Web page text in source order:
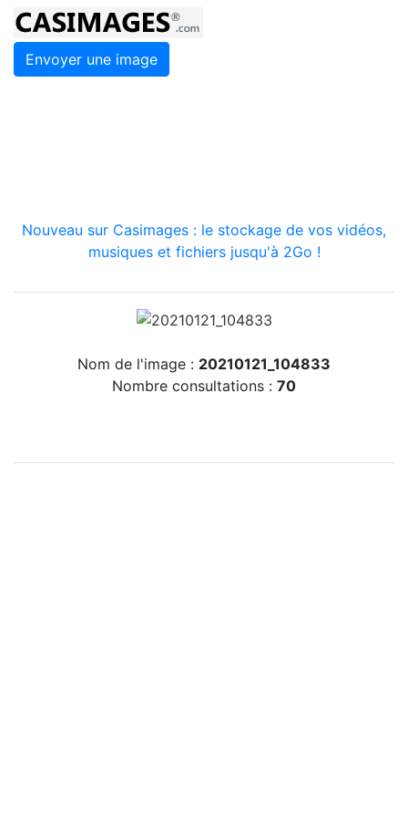
Envoyer une image
Nouveau sur Casimages : le stockage de vos vidéos,
musiques et fichiers jusqu'à 2Go !
Nom de l'image : 20210121_104833
Nombre consultations : 70